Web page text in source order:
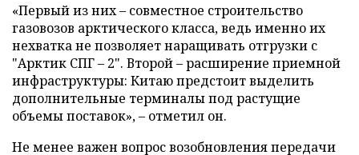
«Первый из них – совместное строительство
газовозов арктического класса, ведь именно их
нехватка не позволяет наращивать отгрузки с
"Арктик СПГ – 2". Второй – расширение приемной
инфраструктуры: Китаю предстоит выделить
дополнительные терминалы под растущие
объемы поставок», – отметил он.
Не менее важен вопрос возобновления передачи